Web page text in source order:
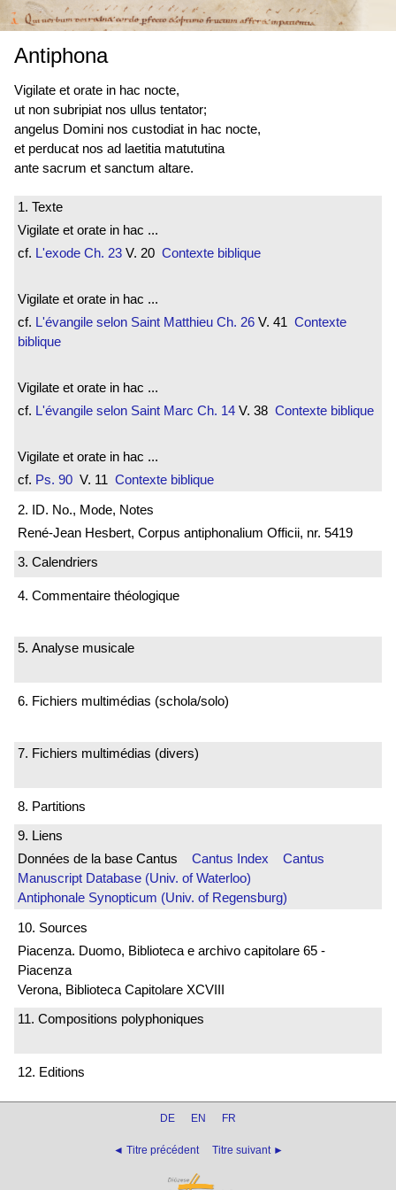
Antiphona
Vigilate et orate in hac nocte,
ut non subripiat nos ullus tentator;
angelus Domini nos custodiat in hac nocte,
et perducat nos ad laetitia matututina
ante sacrum et sanctum altare.
1. Texte
Vigilate et orate in hac ...
cf. L'exode Ch. 23 V. 20 Contexte biblique
Vigilate et orate in hac ...
cf. L'évangile selon Saint Matthieu Ch. 26 V. 41 Contexte
biblique
Vigilate et orate in hac ...
cf. L'évangile selon Saint Marc Ch. 14 V. 38 Contexte biblique
Vigilate et orate in hac ...
cf. Ps. 90 V. 11 Contexte biblique
2. ID. No., Mode, Notes
René-Jean Hesbert, Corpus antiphonalium Officii, nr. 5419
3. Calendriers
4. Commentaire théologique
5. Analyse musicale
6. Fichiers multimédias (schola/solo)
7. Fichiers multimédias (divers)
8. Partitions
9. Liens
Données de la base Cantus Cantus Index
Cantus
Manuscript Database (Univ. of Waterloo)
Antiphonale Synopticum (Univ. of Regensburg)
10. Sources
Piacenza. Duomo, Biblioteca e archivo capitolare 65 -
Piacenza
Verona, Biblioteca Capitolare XCVIII
11. Compositions polyphoniques
12. Editions
DE EN FR
◄ Titre précédent Titre suivant ►